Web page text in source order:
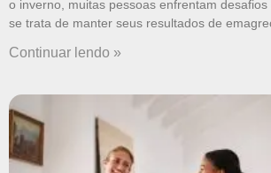
o inverno, muitas pessoas enfrentam
se trata de manter seus resultados de
Continuar lendo »